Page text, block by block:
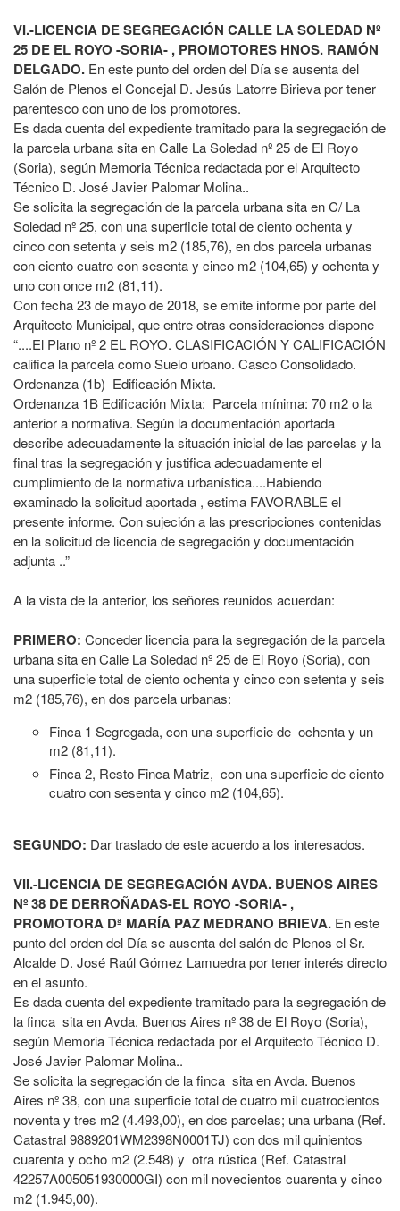
VI.-LICENCIA DE SEGREGACIÓN CALLE LA SOLEDAD Nº
25 DE EL ROYO -SORIA- , PROMOTORES HNOS. RAMÓN
DELGADO. En este punto del orden del Día se ausenta del
Salón de Plenos el Concejal D. Jesús Latorre Birieva por tener
parentesco con uno de los promotores.
Es dada cuenta del expediente tramitado para la segregación de
la parcela urbana sita en Calle La Soledad nº 25 de El Royo
(Soria), según Memoria Técnica redactada por el Arquitecto
Técnico D. José Javier Palomar Molina..
Se solicita la segregación de la parcela urbana sita en C/ La
Soledad nº 25, con una superficie total de ciento ochenta y
cinco con setenta y seis m2 (185,76), en dos parcela urbanas
con ciento cuatro con sesenta y cinco m2 (104,65) y ochenta y
uno con once m2 (81,11).
Con fecha 23 de mayo de 2018, se emite informe por parte del
Arquitecto Municipal, que entre otras consideraciones dispone
“....El Plano nº 2 EL ROYO. CLASIFICACIÓN Y CALIFICACIÓN
califica la parcela como Suelo urbano. Casco Consolidado.
Ordenanza (1b) Edificación Mixta.
Ordenanza 1B Edificación Mixta: Parcela mínima: 70 m2 o la
anterior a normativa. Según la documentación aportada
describe adecuadamente la situación inicial de las parcelas y la
final tras la segregación y justifica adecuadamente el
cumplimiento de la normativa urbanística....Habiendo
examinado la solicitud aportada , estima FAVORABLE el
presente informe. Con sujeción a las prescripciones contenidas
en la solicitud de licencia de segregación y documentación
adjunta ..”
A la vista de la anterior, los señores reunidos acuerdan:
PRIMERO: Conceder licencia para la segregación de la parcela
urbana sita en Calle La Soledad nº 25 de El Royo (Soria), con
una superficie total de ciento ochenta y cinco con setenta y seis
m2 (185,76), en dos parcela urbanas:
Finca 1 Segregada, con una superficie de ochenta y un
m2 (81,11).
Finca 2, Resto Finca Matriz, con una superficie de ciento
cuatro con sesenta y cinco m2 (104,65).
SEGUNDO: Dar traslado de este acuerdo a los interesados.
VII.-LICENCIA DE SEGREGACIÓN AVDA. BUENOS AIRES
Nº 38 DE DERROÑADAS-EL ROYO -SORIA- ,
PROMOTORA Dª MARÍA PAZ MEDRANO BRIEVA. En este
punto del orden del Día se ausenta del salón de Plenos el Sr.
Alcalde D. José Raúl Gómez Lamuedra por tener interés directo
en el asunto.
Es dada cuenta del expediente tramitado para la segregación de
la finca sita en Avda. Buenos Aires nº 38 de El Royo (Soria),
según Memoria Técnica redactada por el Arquitecto Técnico D.
José Javier Palomar Molina..
Se solicita la segregación de la finca sita en Avda. Buenos
Aires nº 38, con una superficie total de cuatro mil cuatrocientos
noventa y tres m2 (4.493,00), en dos parcelas; una urbana (Ref.
Catastral 9889201WM2398N0001TJ) con dos mil quinientos
cuarenta y ocho m2 (2.548) y otra rústica (Ref. Catastral
42257A005051930000GI) con mil novecientos cuarenta y cinco
m2 (1.945,00).